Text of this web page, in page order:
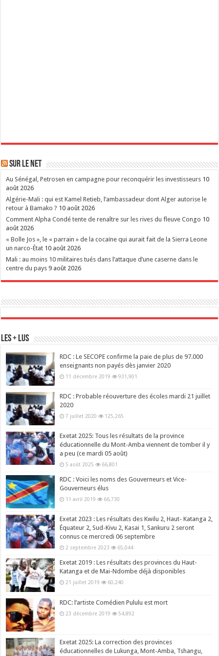
Sur le Net
Au Sénégal, Petrosen en campagne pour reconquérir les investisseurs 10
août 2026
Algérie-Mali : qui est Kamel Retieb, l’ambassadeur dont Alger autorise le
retour à Bamako ? 10 août 2026
Comment Alpha Condé tente de renaître sur les rives du fleuve Congo 10
août 2026
« Bolle Jos », le « parrain » de la cocaïne qui aurait fait de la Sierra Leone
un narco-État 10 août 2026
Mali : au moins 10 militaires tués dans l’attaque d’une caserne dans le
centre du pays 9 août 2026
Les + Lus
RDC : Le SECOPE confirme la paie de plus de 97.000
enseignants non payés dès janvier 2020
11 décembre 2019 931,901
RDC : Probable réouverture des écoles mardi 21 juillet
2020
7 juillet 2020 125,265
Exetat 2025: Tous les résultats de la province
éducationnelle du Mont-Amba viennent de tomber il y
a peu (ce mardi 05 août)
5 août 2025 66,801
RDC : Voici les noms des Gouverneurs et Vice-
Gouverneurs élus
11 avril 2019 66,730
Exetat 2023 : Les résultats des Kwilu 2, Haut- Katanga 2,
Équateur 2, Sud-Kivu 2, Kasai 1, Sankuru 2 seront
connus ce mercredi 06 septembre
2 septembre 2023 65,044
Exetat 2019 : Les résultats des provinces du Haut-
Katanga et de Mai-Ndombe déjà disponibles
21 juillet 2019 60,240
RDC: l’artiste Comédien Pululu est mort
23 décembre 2019 54,892
Exetat 2025: La correction des provinces
éducationnelles de Lukunga, Mont-Amba, Tshangu,